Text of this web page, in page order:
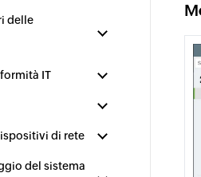
delle
IT
di rete
del sistema